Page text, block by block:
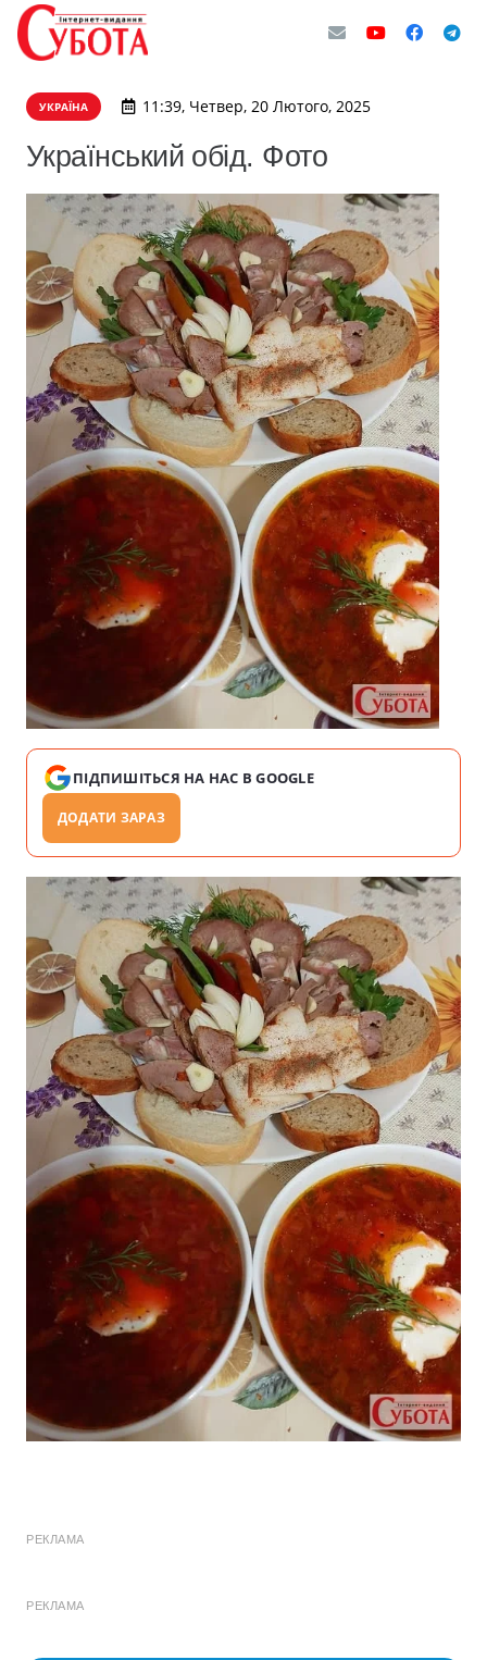
УКРАЇНА 11:39, Четвер, 20 Лютого, 2025
Український обід. Фото
ПІДПИШІТЬСЯ НА НАС В GOOGLE
ДОДАТИ ЗАРАЗ
РЕКЛАМА
РЕКЛАМА